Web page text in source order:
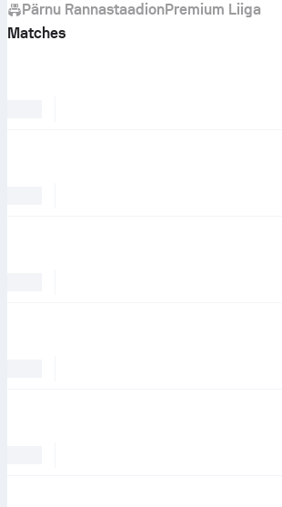
Pärnu RannastaadionPremium Liiga
Matches